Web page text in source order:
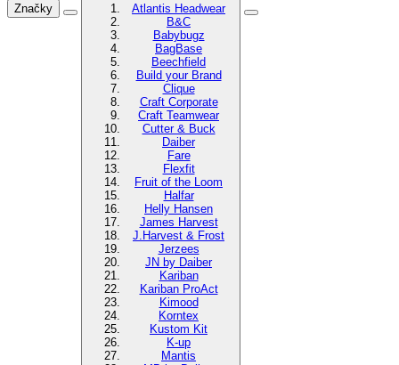
Značky
Atlantis Headwear
B&C
Babybugz
BagBase
Beechfield
Build your Brand
Clique
Craft Corporate
Craft Teamwear
Cutter & Buck
Daiber
Fare
Flexfit
Fruit of the Loom
Halfar
Helly Hansen
James Harvest
J.Harvest & Frost
Jerzees
JN by Daiber
Kariban
Kariban ProAct
Kimood
Korntex
Kustom Kit
K-up
Mantis